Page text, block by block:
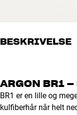
BESKRIVELSE
ARGON BR1
BR1 er en lille og
kulfiberhår når helt